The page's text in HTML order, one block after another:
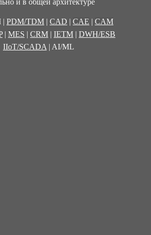
и в общей архитектуре
| PDM/TDM | CAD | CAE | CAM
| MES | CRM | IETM | DWH/ESB
IIoT/SCADA | AI/ML